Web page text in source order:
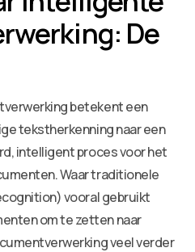
De
betekent een
tekstherkenning naar een
intelligent proces voor het
Waar traditionele
vooral gebruikt
om te zetten naar
veel verder